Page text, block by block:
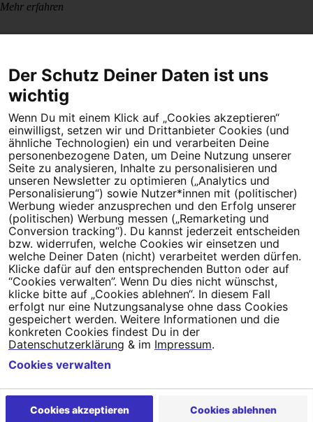
Mehr erfahren
Dein Engagement macht den Unterschied. Schließe Dich 4,5
Millionen Menschen an.
Newsletter bestellen
Campact e.V.
IBAN DE95 2‍5‍1‍2 0‍5‍1‍0 6‍9‍8‍0 0‍0‍0‍0 0‍0
SozialBank
Direkt online spenden
NewsletterHilfe und
FAQKontakt DatenschutzImpressumCookie Einstellungen
Der Schutz Deiner Daten ist uns
wichtig
Wenn Du mit einem Klick auf „Cookies akzeptieren“
einwilligst, setzen wir und Drittanbieter Cookies (und
ähnliche Technologien) ein und verarbeiten Deine
personenbezogene Daten, um Deine Nutzung unserer
Seite zu analysieren, Inhalte zu personalisieren und
unseren Newsletter zu optimieren („Analytics und
Personalisierung“) sowie Nutzer*innen mit (politischer)
Werbung wieder anzusprechen und den Erfolg unserer
(politischen) Werbung messen („Remarketing und
Conversion tracking“). Du kannst jederzeit entscheiden
bzw. widerrufen, welche Cookies wir einsetzen und
welche Deiner Daten (nicht) verarbeitet werden dürfen.
Klicke dafür auf den entsprechenden Button oder auf
“Cookies verwalten”. Wenn Du dies nicht wünschst,
klicke bitte auf „Cookies ablehnen“. In diesem Fall
erfolgt nur eine Nutzungsanalyse ohne dass Cookies
gespeichert werden. Weitere Informationen und die
konkreten Cookies findest Du in der
Datenschutzerklärung & im Impressum.
Cookies akzeptieren Cookies ablehnen
Cookies verwalten